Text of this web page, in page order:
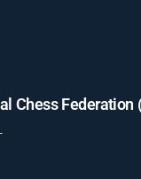
Chess Federation